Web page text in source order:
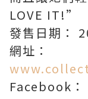
LOVE IT!”
發售日期：
網址：
Facebook：